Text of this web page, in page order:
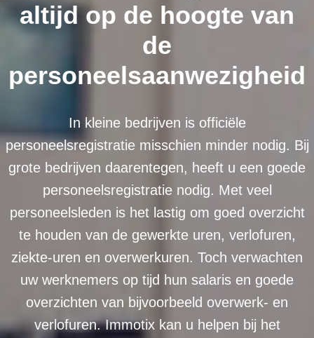
altijd op de hoogte van
de
personeelsaanwezigheid
In kleine bedrijven is officiële
personeelsregistratie misschien minder nodig. Bij
grote bedrijven daarentegen, heeft u een goede
personeelsregistratie nodig. Met veel
personeelsleden is het lastig om goed overzicht
te houden van de gewerkte uren, verlofuren,
ziekte-uren en overwerkuren. Toch verwachten
uw werknemers op tijd hun salaris en goede
overzichten van bijvoorbeeld overwerk- en
verlofuren. Immotix kan u helpen bij het